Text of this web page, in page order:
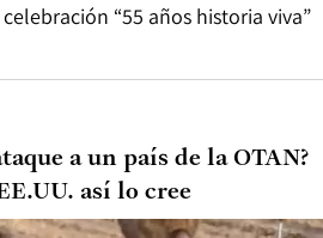
“55 años historia viva”
a un país de la OTAN?
así lo cree